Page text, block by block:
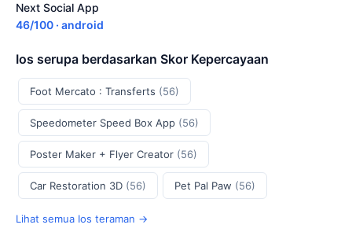
Next Social App
46/100 · android
Ios serupa berdasarkan Skor Kepercayaan
Foot Mercato : Transferts (56)
Speedometer Speed Box App (56)
Poster Maker + Flyer Creator (56)
Car Restoration 3D (56) Pet Pal Paw (56)
Lihat semua Ios teraman →